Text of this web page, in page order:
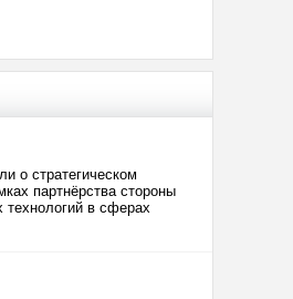
о стратегическом
партнёрства стороны
технологий в сферах